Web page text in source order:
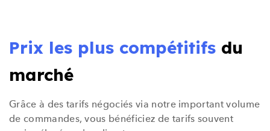
Prix les plus compétitifs du
marché
Grâce à des tarifs négociés via notre important volume
de commandes, vous bénéficiez de tarifs souvent